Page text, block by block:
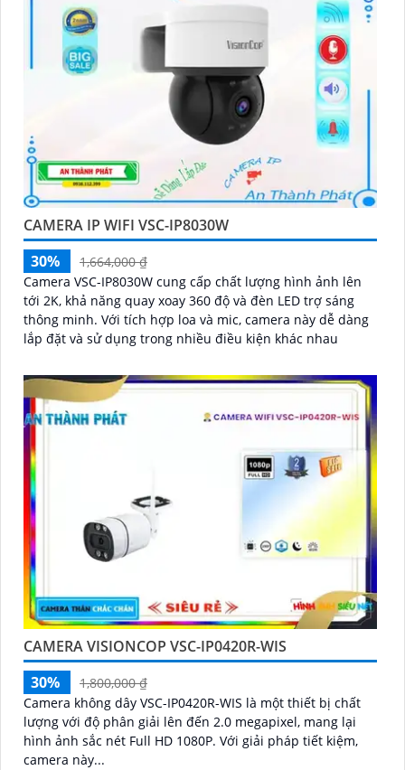
CAMERA IP WIFI VSC-IP8030W
30%
1,664,000 ₫
Camera VSC-IP8030W cung cấp chất lượng hình ảnh lên
tới 2K, khả năng quay xoay 360 độ và đèn LED trợ sáng
thông minh. Với tích hợp loa và mic, camera này dễ dàng
lắp đặt và sử dụng trong nhiều điều kiện khác nhau
CAMERA VISIONCOP VSC-IP0420R-WIS
30%
1,800,000 ₫
Camera không dây VSC-IP0420R-WIS là một thiết bị chất
lượng với độ phân giải lên đến 2.0 megapixel, mang lại
hình ảnh sắc nét Full HD 1080P. Với giải pháp tiết kiệm,
camera này...